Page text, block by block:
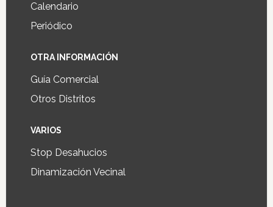
Calendario
Periódico
OTRA INFORMACIÓN
Guía Comercial
Otros Distritos
VARIOS
Stop Desahucios
Dinamización Vecinal